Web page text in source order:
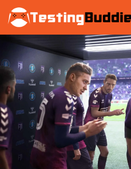
Zum Hauptinhalt springen